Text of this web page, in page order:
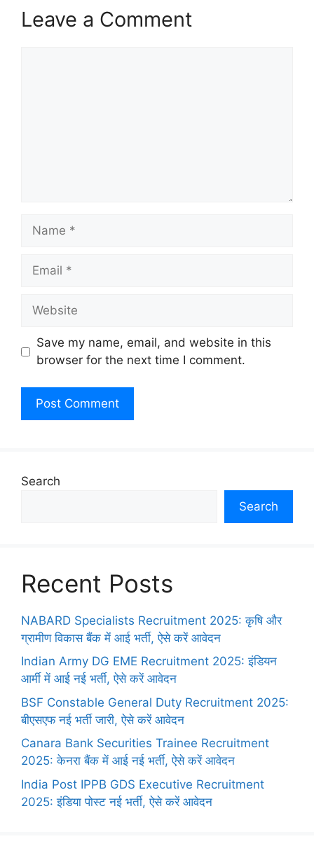
Leave a Comment
Name
Email
Website
Save my name, email, and website in this
browser for the next time I comment.
Search
Search
Recent Posts
NABARD Specialists Recruitment 2025: कृषि और
ग्रामीण विकास बैंक में आई भर्ती, ऐसे करें आवेदन
Indian Army DG EME Recruitment 2025: इंडियन
आर्मी में आई नई भर्ती, ऐसे करें आवेदन
BSF Constable General Duty Recruitment 2025:
बीएसएफ नई भर्ती जारी, ऐसे करें आवेदन
Canara Bank Securities Trainee Recruitment
2025: केनरा बैंक में आई नई भर्ती, ऐसे करें आवेदन
India Post IPPB GDS Executive Recruitment
2025: इंडिया पोस्ट नई भर्ती, ऐसे करें आवेदन